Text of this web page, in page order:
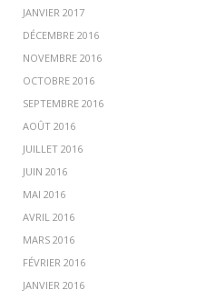
JANVIER 2017
DÉCEMBRE 2016
NOVEMBRE 2016
OCTOBRE 2016
SEPTEMBRE 2016
AOÛT 2016
JUILLET 2016
JUIN 2016
MAI 2016
AVRIL 2016
MARS 2016
FÉVRIER 2016
JANVIER 2016